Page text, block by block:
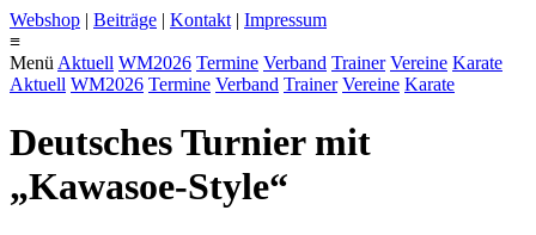
Webshop | Beiträge | Kontakt | Impressum
≡
Menü Aktuell WM2026 Termine Verband Trainer Vereine Karate
Aktuell WM2026 Termine Verband Trainer Vereine Karate
Deutsches Turnier mit
„Kawasoe-Style“